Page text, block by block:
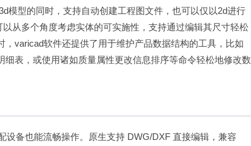
模型的同时，支持自动创建工程图文件，也可以仅以2d进行
从多个角度考虑实体的可实施性，支持通过编辑其尺寸轻松
varicad软件还提供了用于维护产品数据结构的工具，比如
表，或使用诸如质量属性更改信息排序等命令轻松地修改数
备也能流畅操作。原生支持 DWG/DXF 直接编辑，兼容